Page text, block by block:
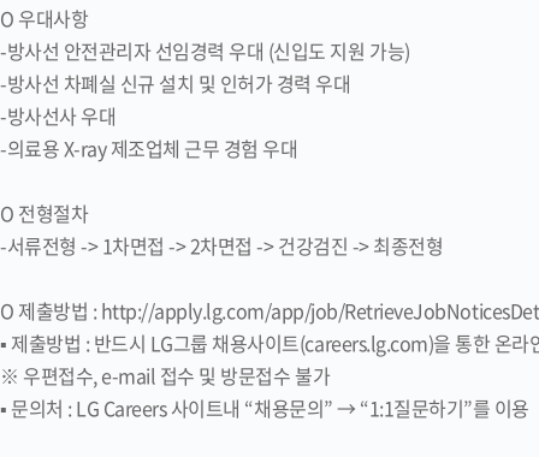
O 우대사항
-방사선 안전관리자 선임경력 우대 (신입도 지원 가능)
-방사선 차폐실 신규 설치 및 인허가 경력 우대
-방사선사 우대
-의료용 X-ray 제조업체 근무 경험 우대
O 전형절차
-서류전형 -> 1차면접 -> 2차면접 -> 건강검진 -> 최종전형
O 제출방법 : http://apply.lg.com/app/job/
▪ 제출방법 : 반드시 LG그룹 채용사이트(careers.lg.com)을 통한 온라
※ 우편접수, e-mail 접수 및 방문접수 불가
▪ 문의처 : LG Careers 사이트내 “채용문의” → “1:1질문하기”를 이용